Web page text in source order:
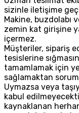
sizinle iletişime
Makine, buzdolabı
zemin kat girişine
içermez.
Müşteriler, sipariş
tesislerine
tamamlamak için
sağlamaktan
Uymazsa veya
kabul
kaynaklanan